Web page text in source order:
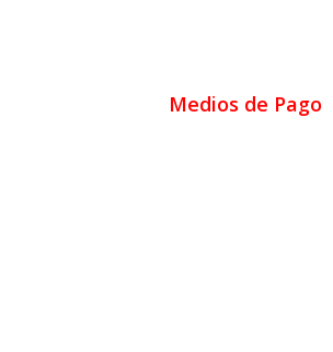
Medios de Pago